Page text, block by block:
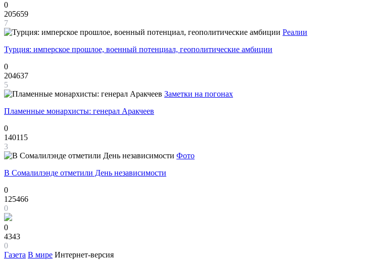
0
205659
7
Реалии
Турция: имперское прошлое, военный потенциал, геополитические амбиции
0
204637
5
Заметки на погонах
Пламенные монархисты: генерал Аракчеев
0
140115
3
Фото
В Сомалилэнде отметили День независимости
0
125466
0
0
4343
0
Газета В мире Интернет-версия